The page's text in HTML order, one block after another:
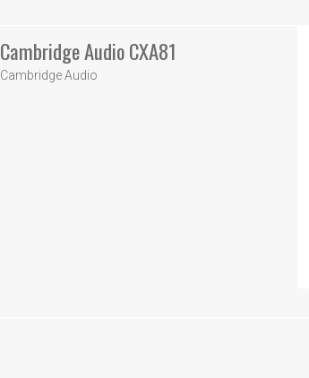
Cambridge Audio CXA81
Cambridge Audio